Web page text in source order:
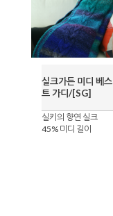
실크가든 미디 베스
트 가디/[SG]
실키의 향연 실크
45% 미디 길이